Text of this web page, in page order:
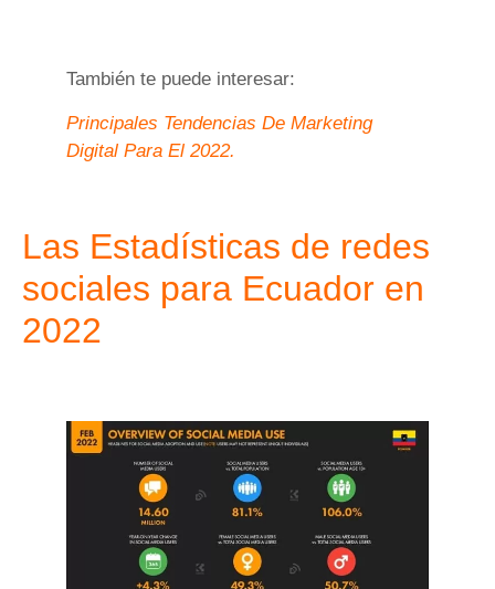
También te puede interesar:
Principales Tendencias De Marketing
Digital Para El 2022.
Las Estadísticas de redes
sociales para Ecuador en
2022